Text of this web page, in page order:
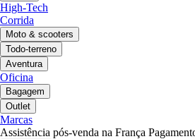
High-Tech
Corrida
Moto & scooters
Todo-terreno
Aventura
Oficina
Bagagem
Outlet
Marcas
Assistência pós-venda na França